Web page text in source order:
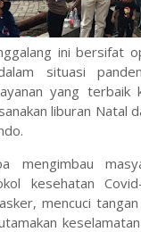
ini bersifat
situasi
yang terbaik
liburan Natal
mengimbau
kesehatan
mencuci